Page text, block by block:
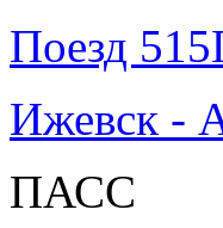
Поезд
Ижевск -
ПАСС